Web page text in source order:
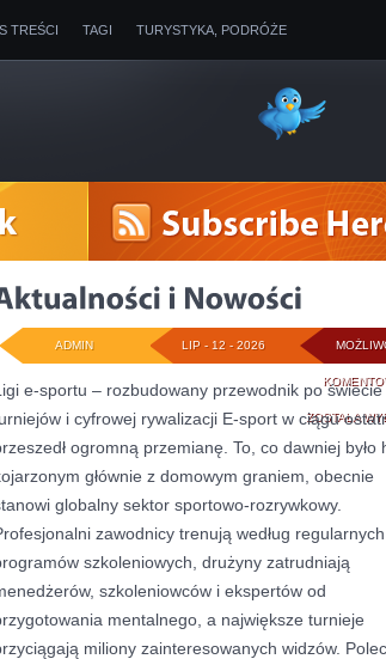
TREŚCI TAGI TURYSTYKA, PODRÓŻE
ZOSTAŁA
LIP - 12 - 2026
ADMIN
e-sportu – rozbudowany przewodnik po świecie
i cyfrowej rywalizacji E-sport w ciągu
ogromną przemianę. To, co dawniej było
głównie z domowym graniem, obecnie
globalny sektor sportowo-rozrywkowy.
zawodnicy trenują według regularnych
szkoleniowych, drużyny zatrudniają
szkoleniowców i ekspertów od
mentalnego, a największe turnieje
miliony zainteresowanych widzów.